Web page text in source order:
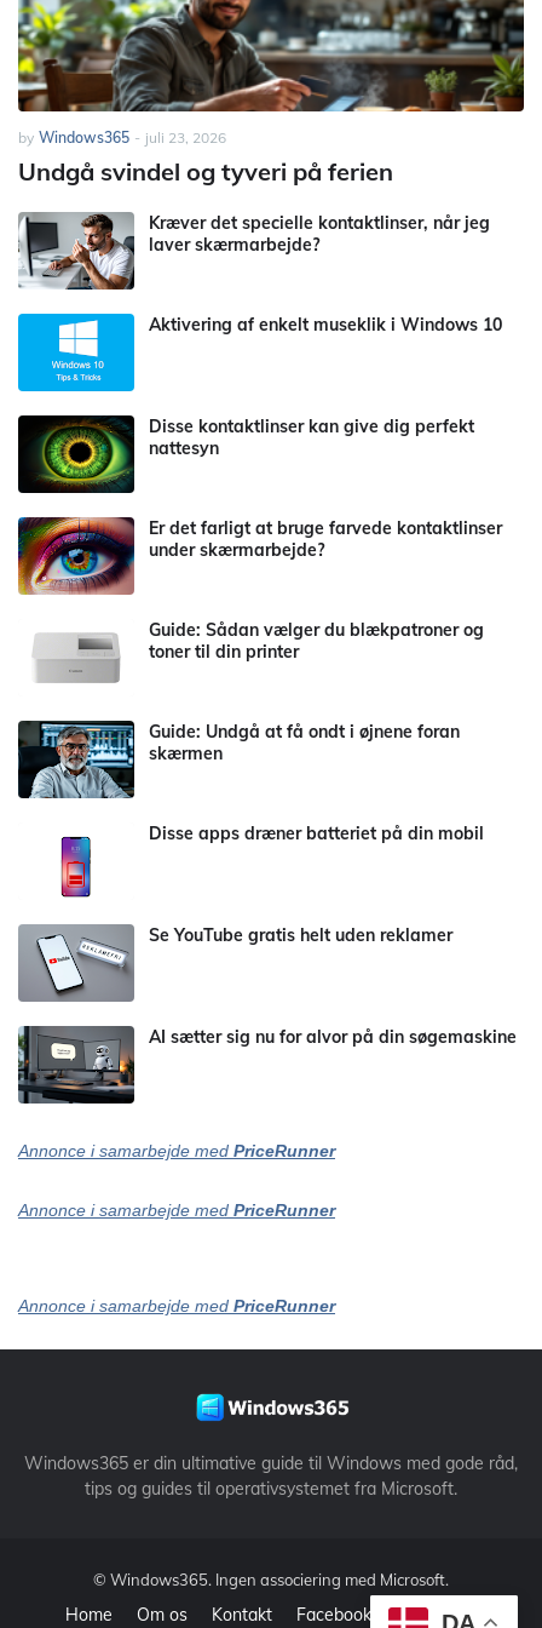
by Windows365 - juli 23, 2026
Undgå svindel og tyveri på ferien
Kræver det specielle kontaktlinser, når jeg
laver skærmarbejde?
Aktivering af enkelt museklik i Windows 10
Disse kontaktlinser kan give dig perfekt
nattesyn
Er det farligt at bruge farvede kontaktlinser
under skærmarbejde?
Guide: Sådan vælger du blækpatroner og
toner til din printer
Guide: Undgå at få ondt i øjnene foran
skærmen
Disse apps dræner batteriet på din mobil
Se YouTube gratis helt uden reklamer
AI sætter sig nu for alvor på din søgemaskine
Annonce i samarbejde med PriceRunner
Annonce i samarbejde med PriceRunner
Annonce i samarbejde med PriceRunner
Windows365 er din ultimative guide til Windows med gode råd,
tips og guides til operativsystemet fra Microsoft.
© Windows365. Ingen associering med Microsoft.
Home Om os Kontakt Facebook
Datapolitik